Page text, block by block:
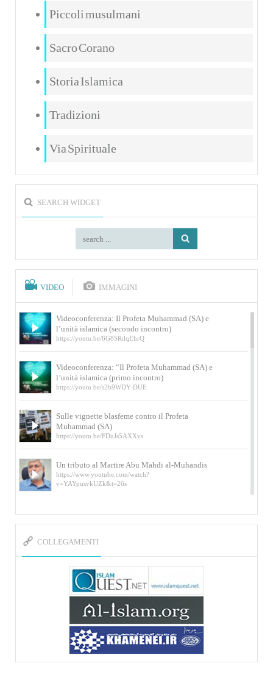
Piccoli musulmani
Sacro Corano
Storia Islamica
Tradizioni
Via Spirituale
SEARCH WIDGET
VIDEO IMMAGINI
Videoconferenza: Il Profeta Muhammad (SA) e
l’unità islamica (secondo incontro)
https://youtu.be/6G8SRdqEhrQ
Videoconferenza: “Il Profeta Muhammad (SA) e
l’unità islamica (primo incontro)
https://youtu.be/s2b9WDY-DUE
Sulle vignette blasfeme contro il Profeta
Muhammad (SA)
https://youtu.be/FDuJs5AXXvs
Un tributo al Martire Abu Mahdi al-Muhandis
https://www.youtube.com/watch?
v=YAYpusvkUZk&t=26s
L’Abluzione rituale (wudu) secondo l’Imam Alì
e l’Imam Khomeini
della figlia di un martire
https://www.youtube.com/watch?
v=-5nPSxbf9l0&t=103s
Sheykh Abbas Di Palma sui martiri Qassem
Soleimani e Abu Mahdi Al-Muhandis
https://youtu.be/Y6SIP2PIht4 Video del discorso tenuto
dallo Sheykh Abbas Di Palma in ...
COLLEGAMENTI